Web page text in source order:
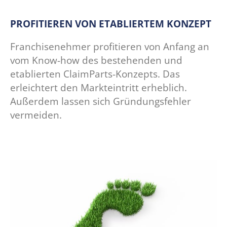
PROFITIEREN VON ETABLIERTEM KONZEPT
Franchisenehmer profitieren von Anfang an
vom Know-how des bestehenden und
etablierten ClaimParts-Konzepts. Das
erleichtert den Markteintritt erheblich.
Außerdem lassen sich Gründungsfehler
vermeiden.